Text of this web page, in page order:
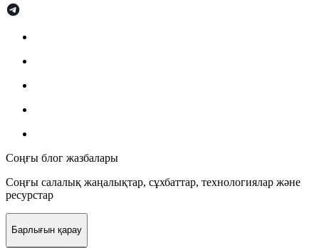
Соңғы блог жазбалары
Соңғы салалық жаңалықтар, сұхбаттар, технологиялар және
ресурстар
Барлығын қарау